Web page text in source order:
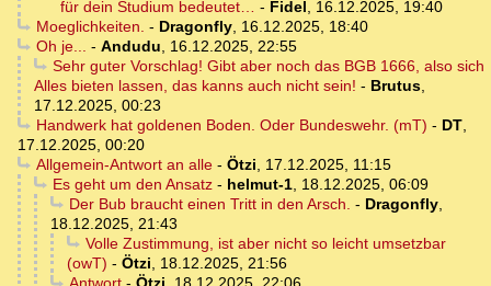
für dein Studium bedeutet… - Fidel, 16.12.2025, 19:40
Moeglichkeiten. - Dragonfly, 16.12.2025, 18:40
Oh je... - Andudu, 16.12.2025, 22:55
Sehr guter Vorschlag! Gibt aber noch das BGB 1666, also sich
Alles bieten lassen, das kanns auch nicht sein! - Brutus,
17.12.2025, 00:23
Handwerk hat goldenen Boden. Oder Bundeswehr. (mT) - DT,
17.12.2025, 00:20
Allgemein-Antwort an alle- Ötzi, 17.12.2025, 11:15
Es geht um den Ansatz- helmut-1, 18.12.2025, 06:09
Der Bub braucht einen Tritt in den Arsch. - Dragonfly,
18.12.2025, 21:43
Volle Zustimmung, ist aber nicht so leicht umsetzbar
(owT) - Ötzi, 18.12.2025, 21:56